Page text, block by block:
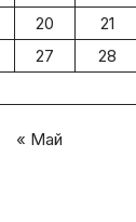
20 21
27 28
« Май